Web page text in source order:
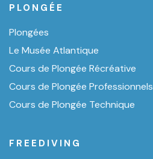
PLONGÉE
Plongées
Le Musée Atlantique
Cours de Plongée Récréative
Cours de Plongée Professionnels
Cours de Plongée Technique
FREEDIVING